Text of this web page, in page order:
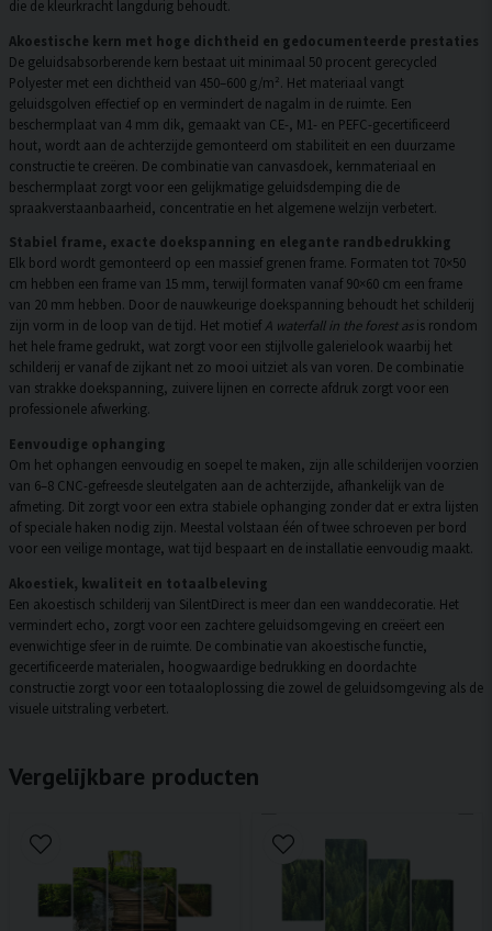
die de kleurkracht langdurig behoudt.
Akoestische kern met hoge dichtheid en gedocumenteerde prestaties
De geluidsabsorberende kern bestaat uit minimaal 50 procent gerecycled
Polyester met een dichtheid van 450–600 g/m². Het materiaal vangt
geluidsgolven effectief op en vermindert de nagalm in de ruimte. Een
beschermplaat van 4 mm dik, gemaakt van CE-, M1- en PEFC-gecertificeerd
hout, wordt aan de achterzijde gemonteerd om stabiliteit en een duurzame
constructie te creëren. De combinatie van canvasdoek, kernmateriaal en
beschermplaat zorgt voor een gelijkmatige geluidsdemping die de
spraakverstaanbaarheid, concentratie en het algemene welzijn verbetert.
Stabiel frame, exacte doekspanning en elegante randbedrukking
Elk bord wordt gemonteerd op een massief grenen frame. Formaten tot 70×50
cm hebben een frame van 15 mm, terwijl formaten vanaf 90×60 cm een frame
van 20 mm hebben. Door de nauwkeurige doekspanning behoudt het schilderij
zijn vorm in de loop van de tijd. Het motiefA waterfall in the forest asis rondom
het hele frame gedrukt, wat zorgt voor een stijlvolle galerielook waarbij het
schilderij er vanaf de zijkant net zo mooi uitziet als van voren. De combinatie
van strakke doekspanning, zuivere lijnen en correcte afdruk zorgt voor een
professionele afwerking.
Eenvoudige ophanging
Om het ophangen eenvoudig en soepel te maken, zijn alle schilderijen voorzien
van 6–8 CNC-gefreesde sleutelgaten aan de achterzijde, afhankelijk van de
afmeting. Dit zorgt voor een extra stabiele ophanging zonder dat er extra lijsten
of speciale haken nodig zijn. Meestal volstaan één of twee schroeven per bord
voor een veilige montage, wat tijd bespaart en de installatie eenvoudig maakt.
Akoestiek, kwaliteit en totaalbeleving
Een akoestisch schilderij van SilentDirect is meer dan een wanddecoratie. Het
vermindert echo, zorgt voor een zachtere geluidsomgeving en creëert een
evenwichtige sfeer in de ruimte. De combinatie van akoestische functie,
gecertificeerde materialen, hoogwaardige bedrukking en doordachte
constructie zorgt voor een totaaloplossing die zowel de geluidsomgeving als de
visuele uitstraling verbetert.
Vergelijkbare producten